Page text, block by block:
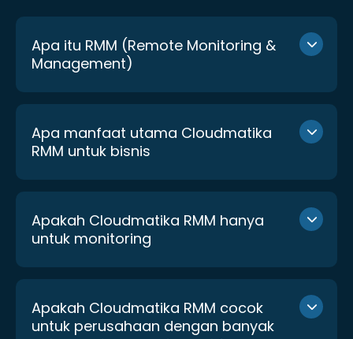
Apa itu RMM (Remote Monitoring &
Management)
Apa manfaat utama Cloudmatika
RMM untuk bisnis
Apakah Cloudmatika RMM hanya
untuk monitoring
Apakah Cloudmatika RMM cocok
untuk perusahaan dengan banyak